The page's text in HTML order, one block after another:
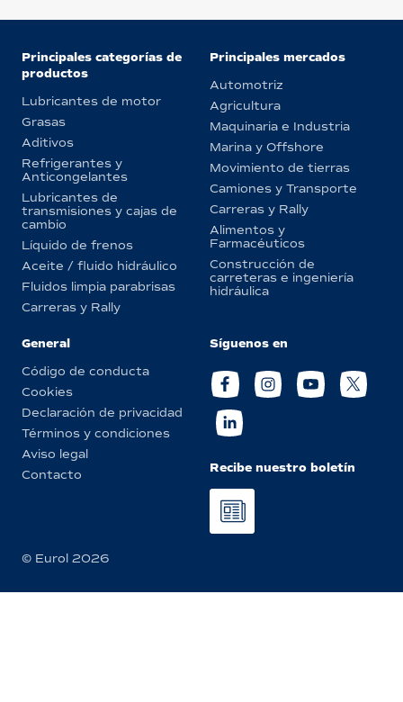
Principales categorías de
productos
Lubricantes de motor
Grasas
Aditivos
Refrigerantes y
Anticongelantes
Lubricantes de
transmisiones y cajas de
cambio
Líquido de frenos
Aceite / fluido hidráulico
Fluidos limpia parabrisas
Carreras y Rally
Principales mercados
Automotriz
Agricultura
Maquinaria e Industria
Marina y Offshore
Movimiento de tierras
Camiones y Transporte
Carreras y Rally
Alimentos y
Farmacéuticos
Construcción de
carreteras e ingeniería
hidráulica
General
Código de conducta
Cookies
Declaración de privacidad
Términos y condiciones
Aviso legal
Contacto
Síguenos en
Recibe nuestro boletín
© Eurol 2026